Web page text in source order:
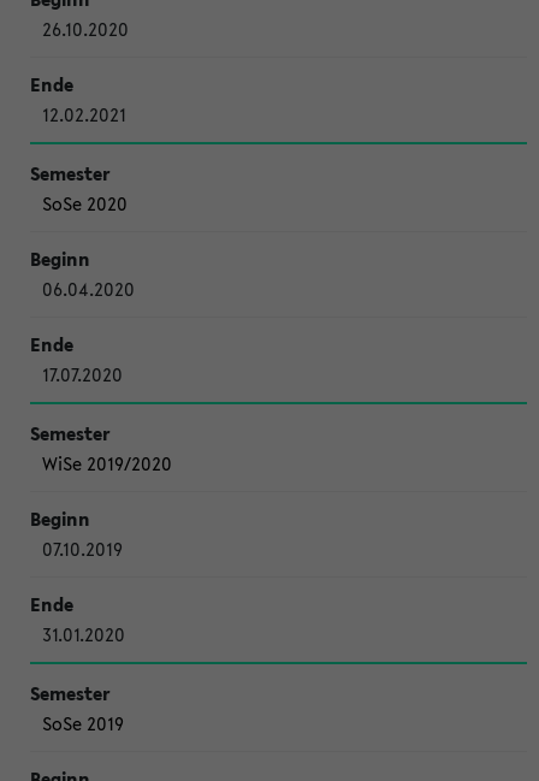
26.10.2020
12.02.2021
SoSe 2020
06.04.2020
17.07.2020
WiSe 2019/2020
07.10.2019
31.01.2020
SoSe 2019